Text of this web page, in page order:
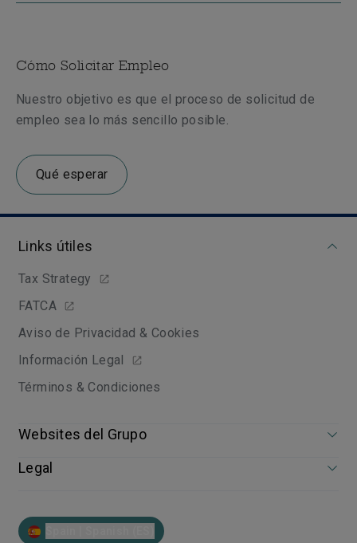
Cómo Solicitar Empleo
Nuestro objetivo es que el proceso de solicitud de
empleo sea lo más sencillo posible.
Qué esperar
Links útiles
Tax Strategy
FATCA
Aviso de Privacidad & Cookies
Información Legal
Términos & Condiciones
Websites del Grupo
Legal